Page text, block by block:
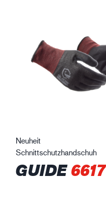
Neuheit
Schnittschutzhandschuh
GUIDE6617